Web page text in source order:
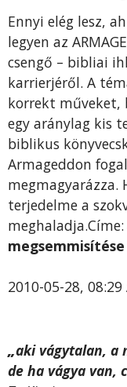
Ennyi elég lesz,
legyen az
csengő – bibliai
karrierjéről. A
korrekt
egy aránylag kis
biblikus
Armageddon
megmagyarázza.
terjedelme a
meghaladja.Címe:
megsemmisítése
2010-05-28, 08:29
„aki vágytalan,
de ha vágya van,